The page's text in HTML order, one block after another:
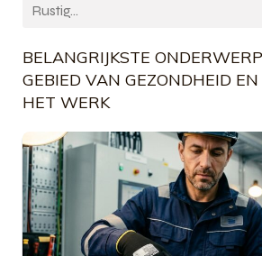
BELANGRIJKSTE
GEBIED VAN GEZONDHEID
HET WERK